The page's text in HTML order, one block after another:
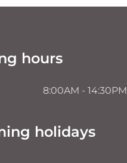
hours
8:00AM - 14:30PM
holidays